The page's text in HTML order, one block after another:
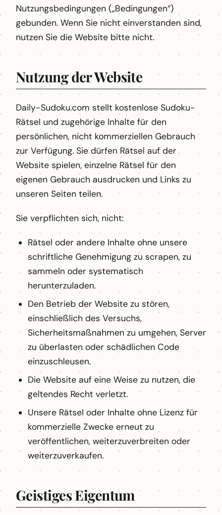
Nutzungsbedingungen („Bedingungen“)
gebunden. Wenn Sie nicht einverstanden sind,
nutzen Sie die Website bitte nicht.
Nutzung der Website
Daily-Sudoku.com stellt kostenlose Sudoku-
Rätsel und zugehörige Inhalte für den
persönlichen, nicht kommerziellen Gebrauch
zur Verfügung. Sie dürfen Rätsel auf der
Website spielen, einzelne Rätsel für den
eigenen Gebrauch ausdrucken und Links zu
unseren Seiten teilen.
Sie verpflichten sich, nicht:
Rätsel oder andere Inhalte ohne unsere
schriftliche Genehmigung zu scrapen, zu
sammeln oder systematisch
herunterzuladen.
Den Betrieb der Website zu stören,
einschließlich des Versuchs,
Sicherheitsmaßnahmen zu umgehen, Server
zu überlasten oder schädlichen Code
einzuschleusen.
Die Website auf eine Weise zu nutzen, die
geltendes Recht verletzt.
Unsere Rätsel oder Inhalte ohne Lizenz für
kommerzielle Zwecke erneut zu
veröffentlichen, weiterzuverbreiten oder
weiterzuverkaufen.
Geistiges Eigentum